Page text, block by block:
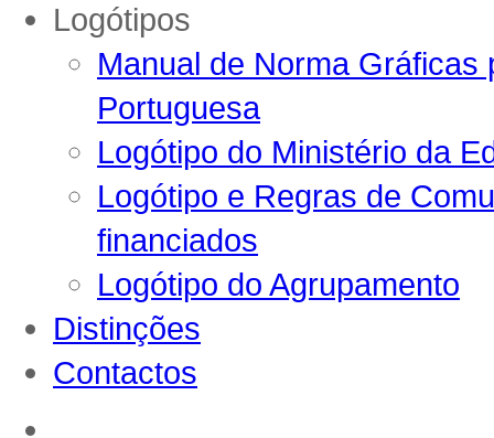
Logótipos
Manual de Norma
Portuguesa
Logótipo do Ministério da
Logótipo e Regras de
financiados
Logótipo do Agrupamento
Distinções
Contactos